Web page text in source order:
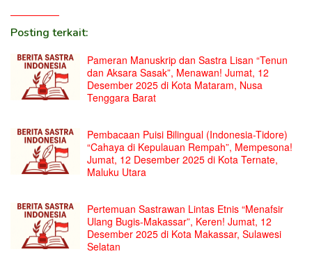
Posting terkait:
Pameran Manuskrip dan Sastra Lisan “Tenun
dan Aksara Sasak”, Menawan! Jumat, 12
Desember 2025 di Kota Mataram, Nusa
Tenggara Barat
Pembacaan Puisi Bilingual (Indonesia-Tidore)
“Cahaya di Kepulauan Rempah”, Mempesona!
Jumat, 12 Desember 2025 di Kota Ternate,
Maluku Utara
Pertemuan Sastrawan Lintas Etnis “Menafsir
Ulang Bugis-Makassar”, Keren! Jumat, 12
Desember 2025 di Kota Makassar, Sulawesi
Selatan